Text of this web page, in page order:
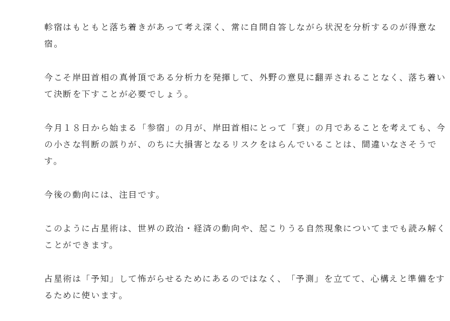
軫宿はもともと落ち着きがあって考え深く、常に自問自答しながら状況を分析するのが得意な
宿。
今こそ岸田首相の真骨頂である分析力を発揮して、外野の意見に翻弄されることなく、落ち着い
て決断を下すことが必要でしょう。
今月１８日から始まる「参宿」の月が、岸田首相にとって「衰」の月であることを考えても、今
の小さな判断の誤りが、のちに大損害となるリスクをはらんでいることは、間違いなさそうで
す。
今後の動向には、注目です。
このように占星術は、世界の政治・経済の動向や、起こりうる自然現象についてまでも読み解く
ことができます。
占星術は「予知」して怖がらせるためにあるのではなく、「予測」を立てて、心構えと準備をす
るために使います。